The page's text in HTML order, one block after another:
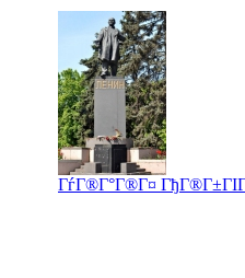
ГѓГ®Г°Г®Г¤